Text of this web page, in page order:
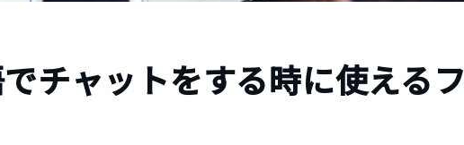
チャットをする時に使えるフ